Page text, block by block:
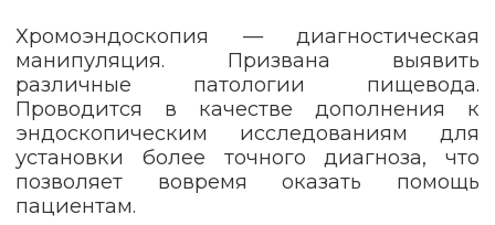
Хромоэндоскопия — диагностическая
манипуляция. Призвана выявить
различные патологии пищевода.
Проводится в качестве дополнения к
эндоскопическим исследованиям для
установки более точного диагноза, что
позволяет вовремя оказать помощь
пациентам.